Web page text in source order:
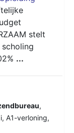
stelt
...
,
, A1-verloning,